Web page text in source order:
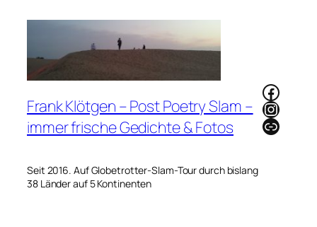
Frank Klötgen – Post Poetry Slam –
immer frische Gedichte & Fotos
Seit 2016. Auf Globetrotter-Slam-Tour durch bislang
38 Länder auf 5 Kontinenten
Link